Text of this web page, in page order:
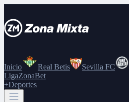
Inicio Real Betis Sevilla FC
LigaZonaBet
+Deportes